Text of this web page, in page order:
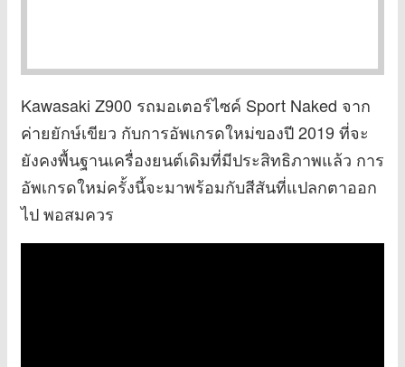
Kawasaki Z900 รถมอเตอร์ไซค์ Sport Naked จาก
ค่ายยักษ์เขียว กับการอัพเกรดใหม่ของปี 2019 ที่จะ
ยังคงพื้นฐานเครื่องยนต์เดิมที่มีประสิทธิภาพแล้ว การ
อัพเกรดใหม่ครั้งนี้จะมาพร้อมกับสีสันที่แปลกตาออก
ไป พอสมควร